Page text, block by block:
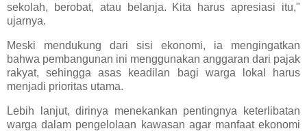
sekolah, berobat, atau belanja. Kita harus apresiasi itu,"
ujarnya.
Meski mendukung dari sisi ekonomi, ia mengingatkan
bahwa pembangunan ini menggunakan anggaran dari pajak
rakyat, sehingga asas keadilan bagi warga lokal harus
menjadi prioritas utama.
Lebih lanjut, dirinya menekankan pentingnya keterlibatan
warga dalam pengelolaan kawasan agar manfaat ekonomi